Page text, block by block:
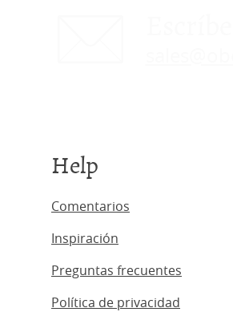
Help
Comentarios
Inspiración
Preguntas frecuentes
Política de privacidad